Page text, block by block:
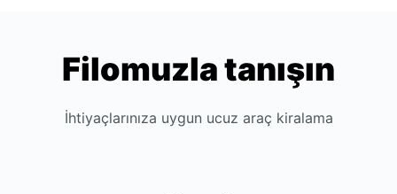
Filomuzla tanışın
İhtiyaçlarınıza uygun ucuz araç kiralama